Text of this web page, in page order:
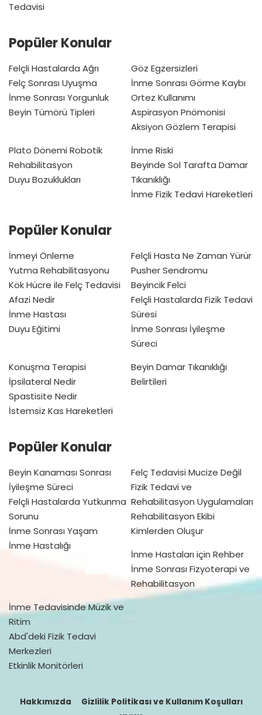
Tedavisi
Popüler Konular
Felçli Hastalarda Ağrı
Felç Sonrası Uyuşma
İnme Sonrası Yorgunluk
Beyin Tümörü Tipleri
Göz Egzersizleri
İnme Sonrası Görme Kaybı
Ortez Kullanımı
Aspirasyon Pnömonisi
Aksiyon Gözlem Terapisi
Plato Dönemi Robotik
Rehabilitasyon
Duyu Bozuklukları
İnme Riski
Beyinde Sol Tarafta Damar
Tıkanıklığı
İnme Fizik Tedavi Hareketleri
Popüler Konular
İnmeyi Önleme
Yutma Rehabilitasyonu
Kök Hücre ile Felç Tedavisi
Afazi Nedir
İnme Hastası
Duyu Eğitimi
Felçli Hasta Ne Zaman Yürür
Pusher Sendromu
Beyincik Felci
Felçli Hastalarda Fizik Tedavi
Süresi
İnme Sonrası İyileşme
Süreci
Konuşma Terapisi
İpsilateral Nedir
Spastisite Nedir
İstemsiz Kas Hareketleri
Beyin Damar Tıkanıklığı
Belirtileri
Popüler Konular
Beyin Kanaması Sonrası
İyileşme Süreci
Felçli Hastalarda Yutkunma
Sorunu
İnme Sonrası Yaşam
İnme Hastalığı
Felç Tedavisi Mucize Değil
Fizik Tedavi ve
Rehabilitasyon Uygulamaları
Rehabilitasyon Ekibi
Kimlerden Oluşur
İnme Hastaları için Rehber
İnme Sonrası Fizyoterapi ve
Rehabilitasyon
İnme Tedavisinde Müzik ve
Ritim
Abd'deki Fizik Tedavi
Merkezleri
Etkinlik Monitörleri
Hakkımızda
Gizlilik Politikası ve Kullanım Koşulları